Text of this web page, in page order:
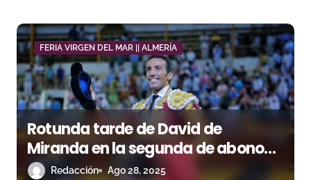
a
d
a
s
FERIA VIRGEN DEL MAR || ALMERÍA
Rotunda tarde de David de
Miranda en la segunda de abono
de Almería
Redacción Ago 28, 2025